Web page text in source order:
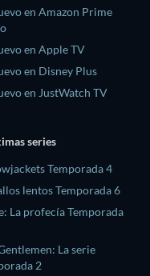
en Amazon Prime
en Apple TV
en Disney Plus
en JustWatch TV
series
Temporada 4
lentos Temporada 6
La profecía Temporada
La serie
2